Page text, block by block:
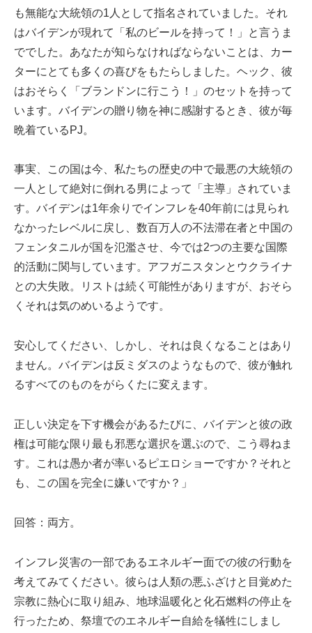
も無能な大統領の1人として指名されていました。それ
はバイデンが現れて「私のビールを持って！」と言うま
ででした。あなたが知らなければならないことは、カー
ターにとても多くの喜びをもたらしました。ヘック、彼
はおそらく「ブランドンに行こう！」のセットを持って
います。バイデンの贈り物を神に感謝するとき、彼が毎
晩着ているPJ。
事実、この国は今、私たちの歴史の中で最悪の大統領の
一人として絶対に倒れる男によって「主導」されていま
す。バイデンは1年余りでインフレを40年前には見られ
なかったレベルに戻し、数百万人の不法滞在者と中国の
フェンタニルが国を氾濫させ、今では2つの主要な国際
的活動に関与しています。アフガニスタンとウクライナ
との大失敗。リストは続く可能性がありますが、おそら
くそれは気のめいるようです。
安心してください、しかし、それは良くなることはあり
ません。バイデンは反ミダスのようなもので、彼が触れ
るすべてのものをがらくたに変えます。
正しい決定を下す機会があるたびに、バイデンと彼の政
権は可能な限り最も邪悪な選択を選ぶので、こう尋ねま
す。これは愚か者が率いるピエロショーですか？それと
も、この国を完全に嫌いですか？」
回答：両方。
インフレ災害の一部であるエネルギー面での彼の行動を
考えてみてください。彼らは人類の悪ふざけと目覚めた
宗教に熱心に取り組み、地球温暖化と化石燃料の停止を
行ったため、祭壇でのエネルギー自給を犠牲にしまし